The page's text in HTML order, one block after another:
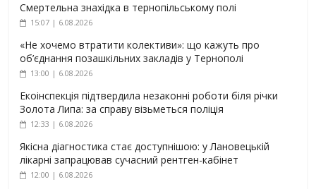
Смертельна знахідка в тернопільському полі
15:07 | 6.08.2026
«Не хочемо втратити колективи»: що кажуть про
об’єднання позашкільних закладів у Тернополі
13:00 | 6.08.2026
Екоінспекція підтвердила незаконні роботи біля річки
Золота Липа: за справу візьметься поліція
12:33 | 6.08.2026
Якісна діагностика стає доступнішою: у Лановецькій
лікарні запрацював сучасний рентген-кабінет
12:00 | 6.08.2026